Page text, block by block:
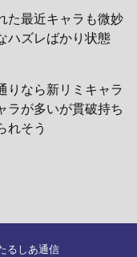
た最近キャラも微妙
ハズレばかり状態
りなら新リミキャラ
が多いが貫破持ち
れそう
るしあ通信